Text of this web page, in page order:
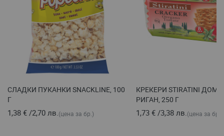
СЛАДКИ ПУКАНКИ SNACKLINE, 100
Г
1,38 € /2,70 лв. (цена за бр.)
КРЕКЕРИ STIRATINI
РИГАН, 250 Г
1,73 €/3,38 лв. (цена за бр.)